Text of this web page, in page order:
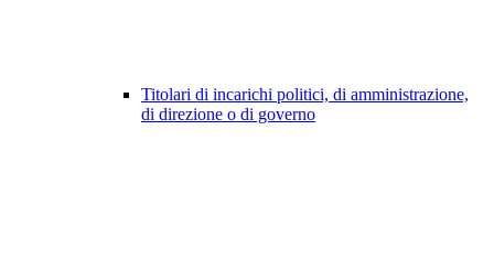
Titolari di incarichi politici, di amministrazione,
di direzione o di governo